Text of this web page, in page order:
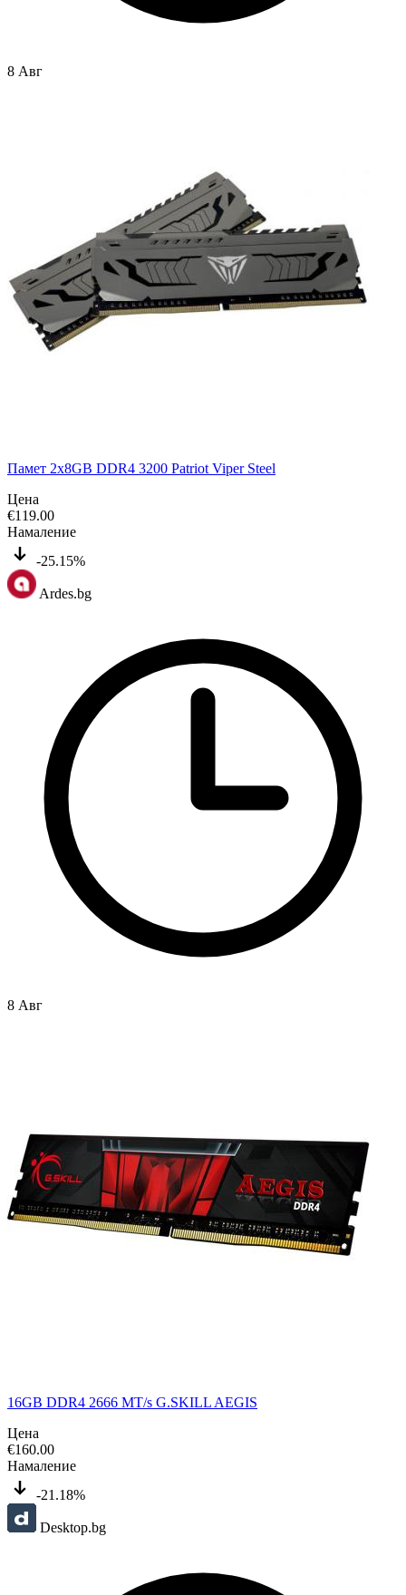
8 Авг
Памет 2x8GB DDR4 3200 Patriot Viper Steel
Цена
€119.00
Намаление
-25.15%
Ardes.bg
8 Авг
16GB DDR4 2666 MT/s G.SKILL AEGIS
Цена
€160.00
Намаление
-21.18%
Desktop.bg